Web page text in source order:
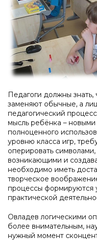
Педагоги должны
заменяют обычные, а
педагогический
мысль ребёнка –
полноценного
уровню класса игр,
оперировать
возникающими и
необходимо иметь
творческое
процессы формируются
практической
Овладев логическими
более внимательным,
нужный момент